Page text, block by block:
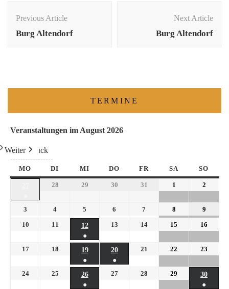
Previous Article
Burg Altendorf
Next Article
Burg Altendorf
TERMINE
Veranstaltungen im August 2026
Zurück
Heute
Weiter
MO DI MI DO FR SA SO
28 29 30 31 1 2
3 4 5 6 7 8
9
10
11
12
●
13 14 15 16
17 18
19
●
20
●
21 22 23
24 25
26
●
27 28 29
30
●